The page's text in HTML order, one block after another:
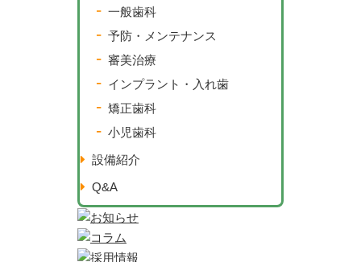
一般歯科
予防・メンテナンス
審美治療
インプラント・入れ歯
矯正歯科
小児歯科
設備紹介
Q&A